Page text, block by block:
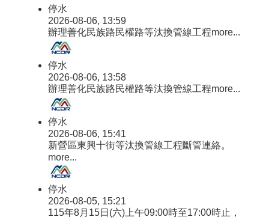
停水
2026-08-06, 13:59
辦理善化民族路民權路等汰換管線工程more...
停水
2026-08-06, 13:58
辦理善化民族路民權路等汰換管線工程more...
停水
2026-08-06, 15:41
新營區東興十街等汰換管線工程斷管連絡。
more...
停水
2026-08-05, 15:21
115年8月15日(六)上午09:00時至17:00時止，